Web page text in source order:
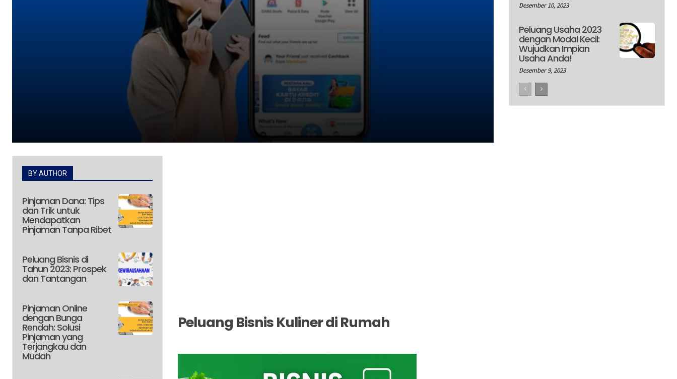
BY AUTHOR
Pinjaman Dana: Tips
dan Trik untuk
Mendapatkan
Pinjaman Tanpa Ribet
Peluang Bisnis di
Tahun 2023: Prospek
dan Tantangan
Pinjaman Online
dengan Bunga
Rendah: Solusi
Pinjaman yang
Terjangkau dan
Mudah
Peluang Bisnis Kuliner di Rumah
Desember 10, 2023
Peluang Usaha 2023
dengan Modal Kecil:
Wujudkan Impian
Usaha Anda!
Desember 9, 2023